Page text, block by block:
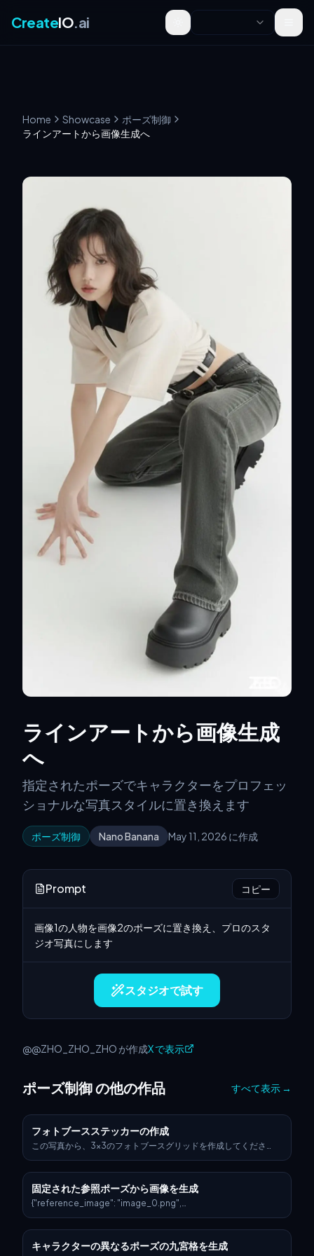
CreateIO.ai Toggle theme
Home Showcase
ポーズ制御
ラインアートから画像生成へ
ラインアートから画像生成
へ
指定されたポーズでキャラクターをプロフェッ
ショナルな写真スタイルに置き換えます
ポーズ制御 Nano Banana May 11, 2026 に作成
Prompt コピー
画像1の人物を画像2のポーズに置き換え、プロのスタ
ジオ写真にします
スタジオで試す
@@ZHO_ZHO_ZHO が作成X で表示
ポーズ制御 の他の作品 すべて表示 →
フォトブースステッカーの作成
この写真から、3x3のフォトブースグリッドを作成してくださ
固定された参照ポーズから画像を生成
{"reference_image": "image_0.png",
剖学的構造に厳密に従って、高角度の鳥瞰図で撮影。彼女はリッ
キャラクターの異なるポーズの九宮格を生成